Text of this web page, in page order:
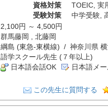
資格対策
TOEIC, 実
受験対策
中学受験,
2,100円 ～ 4,500円
群馬藤岡 , 北藤岡
綱島 (東急-東横線) / 神奈川県
語学スクール先生 (７年以上)
日本語会話OK 日本語メ
この先生に質問する